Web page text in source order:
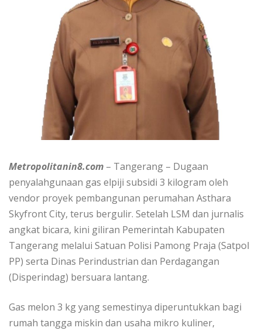
Metropolitanin8.com – Tangerang – Dugaan
penyalahgunaan gas elpiji subsidi 3 kilogram oleh
vendor proyek pembangunan perumahan Asthara
Skyfront City, terus bergulir. Setelah LSM dan jurnalis
angkat bicara, kini giliran Pemerintah Kabupaten
Tangerang melalui Satuan Polisi Pamong Praja (Satpol
PP) serta Dinas Perindustrian dan Perdagangan
(Disperindag) bersuara lantang.
Gas melon 3 kg yang semestinya diperuntukkan bagi
rumah tangga miskin dan usaha mikro kuliner,